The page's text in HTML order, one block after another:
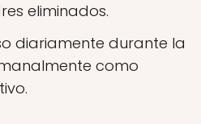
eliminados.
diariamente durante la
como